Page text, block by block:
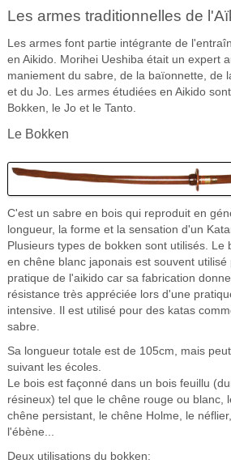
Les armes traditionnelles de
Les armes font partie intégrante de
en Aikido. Morihei Ueshiba était un expert
maniement du sabre, de la baïonnette, de
et du Jo. Les armes étudiées en Aikido
Bokken, le Jo et le Tanto.
Le Bokken
C'est un sabre en bois qui reproduit en
longueur, la forme et la sensation d'un
Plusieurs types de bokken sont utilisés. Le
en chêne blanc japonais est souvent utilisé
pratique de l'aikido car sa fabrication
résistance très appréciée lors d'une
intensive. Il est utilisé pour des katas
sabre.
Sa longueur totale est de 105cm, mais
suivant les écoles.
Le bois est façonné dans un bois feuillu
résineux) tel que le chêne rouge ou blanc,
chêne persistant, le chêne Holme, le néflier,
l'ébène...
Deux utilisations du bokken: